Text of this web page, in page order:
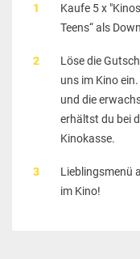
Kaufe 5 x
Teens“ als
Löse die
uns im Kino
und die
erhältst du bei
Kinokasse.
Lieblingsmenü
im Kino!